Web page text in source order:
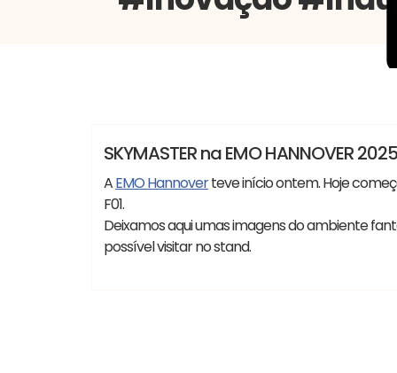
Feiras Lançamentos Notícias
SKYMASTER na EMO HANNOVER 2025
AEMO Hannoverteve início ontem. Hoje
F01.
Deixamos aqui umas imagens do ambiente
possível visitar no stand.